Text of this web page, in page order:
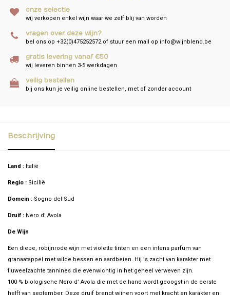
onze selectie
wij verkopen enkel wijn waar we zelf blij van worden
vragen over deze wijn?
bel ons op +32(0)475252572 of stuur een mail op info@wijnblend.be
gratis levering vanaf €50
wij leveren binnen 3-5 werkdagen
veilig bestellen
bij ons kun je veilig online bestellen, met of zonder account
Beschrijving
Land : Italië
Regio : Sicilië
Domein : Sogno del Sud
Druif : Nero d' Avola
De Wijn
Een diepe, robijnrode wijn met violette tinten en een intens parfum van
granaatappel met wilde bessen en aardbeien. Hij is zacht van karakter met
fluweelzachte tannines die evenwichtig in het geheel verweven zijn.
100 % biologische Nero d’ Avola die met de hand wordt geoogst in de eerste
helft van september. Deze druif brengt wijnen voort met kracht en karakter en